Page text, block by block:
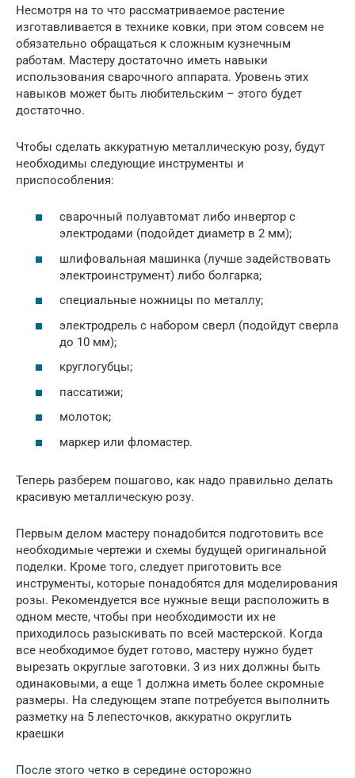
Несмотря на то что рассматриваемое растение
изготавливается в технике ковки, при этом совсем не
обязательно обращаться к сложным кузнечным
работам. Мастеру достаточно иметь навыки
использования сварочного аппарата. Уровень этих
навыков может быть любительским – этого будет
достаточно.
Чтобы сделать аккуратную металлическую розу, будут
необходимы следующие инструменты и
приспособления:
сварочный полуавтомат либо инвертор с
электродами (подойдет диаметр в 2 мм);
шлифовальная машинка (лучше задействовать
электроинструмент) либо болгарка;
специальные ножницы по металлу;
электродрель с набором сверл (подойдут сверла
до 10 мм);
круглогубцы;
пассатижи;
молоток;
маркер или фломастер.
Теперь разберем пошагово, как надо правильно делать
красивую металлическую розу.
Первым делом мастеру понадобится подготовить все
необходимые чертежи и схемы будущей оригинальной
поделки. Кроме того, следует приготовить все
инструменты, которые понадобятся для моделирования
розы. Рекомендуется все нужные вещи расположить в
одном месте, чтобы при необходимости их не
приходилось разыскивать по всей мастерской. Когда
все необходимое будет готово, мастеру нужно будет
вырезать округлые заготовки. 3 из них должны быть
одинаковыми, а еще 1 должна иметь более скромные
размеры. На следующем этапе потребуется выполнить
разметку на 5 лепесточков, аккуратно округлить
краешки
После этого четко в середине осторожно